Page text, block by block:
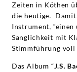
Zeiten in Köthen
die heutige.
Instrument,
Sanglichkeit mit
Stimmführung voll
Das Album “J.S.